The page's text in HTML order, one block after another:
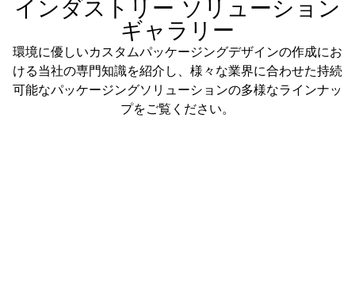
インダストリー ソリューション
ギャラリー
環境に優しいカスタムパッケージングデザインの作成にお
ける当社の専門知識を紹介し、様々な業界に合わせた持続
可能なパッケージングソリューションの多様なラインナッ
プをご覧ください。